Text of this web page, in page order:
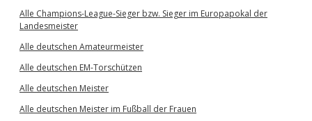
Alle Champions-League-Sieger bzw. Sieger im Europapokal der
Landesmeister
Alle deutschen Amateurmeister
Alle deutschen EM-Torschützen
Alle deutschen Meister
Alle deutschen Meister im Fußball der Frauen